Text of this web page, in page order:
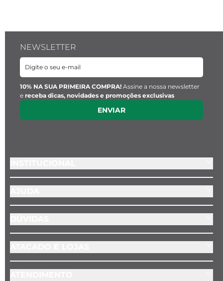
Características da Pulseira:
- Espessura: 1 cm
- Cor: Preta
- Material: Malha de Aço
NEWSLETTER
10% NA SUA PRIMEIRA COMPRA! Assine a nossa newsletter
e receba dicas, novidades e promoções exclusivas
ENVIAR